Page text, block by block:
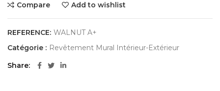
Compare Add to wishlist
REFERENCE: WALNUT A+
Catégorie : Revêtement Mural Intérieur-Extérieur
Share